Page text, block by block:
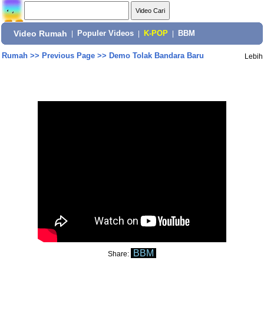
Video Rumah Populer Videos K-POP BBM
Rumah>> Previous Page>> Demo Tolak Bandara Baru Lebih
Share: BBM